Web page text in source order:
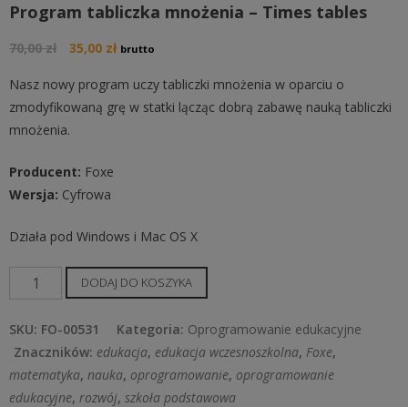
Program tabliczka mnożenia – Times tables
70,00zł
Pierwotna
wynosiła:
70,00 zł.
35,00 złAktualna
wynosi:
35,00 zł.
brutto
Nasz nowy program uczy tabliczki mnożenia w oparciu o
zmodyfikowaną grę w statki lącząc dobrą zabawę nauką tabliczki
mnożenia.
Producent: Foxe
Wersja: Cyfrowa
Działa pod Windows i Mac OS X
ilość
Program
tabliczka
mnożenia
-
Times
DODAJ DO KOSZYKA
SKU: FO-00531 Kategoria: Oprogramowanie edukacyjne
Znaczników: edukacja, edukacja wczesnoszkolna, Foxe,
matematyka, nauka, oprogramowanie, oprogramowanie
edukacyjne, rozwój, szkoła podstawowa